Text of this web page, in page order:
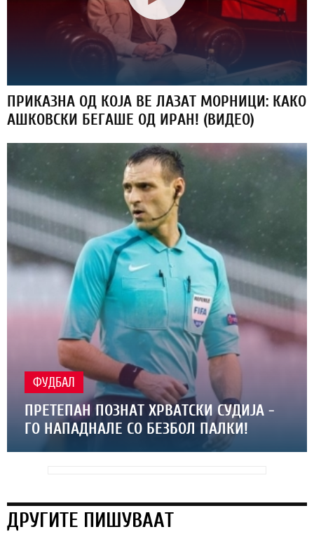
ПРИКАЗНА ОД КОЈА ВЕ ЛАЗАТ МОРНИЦИ: КАКО
АШКОВСКИ БЕГАШЕ ОД ИРАН! (ВИДЕО)
ФУДБАЛ
ПРЕТЕПАН ПОЗНАТ ХРВАТСКИ СУДИЈА -
ГО НАПАДНАЛЕ СО БЕЗБОЛ ПАЛКИ!
ДРУГИТЕ ПИШУВААТ